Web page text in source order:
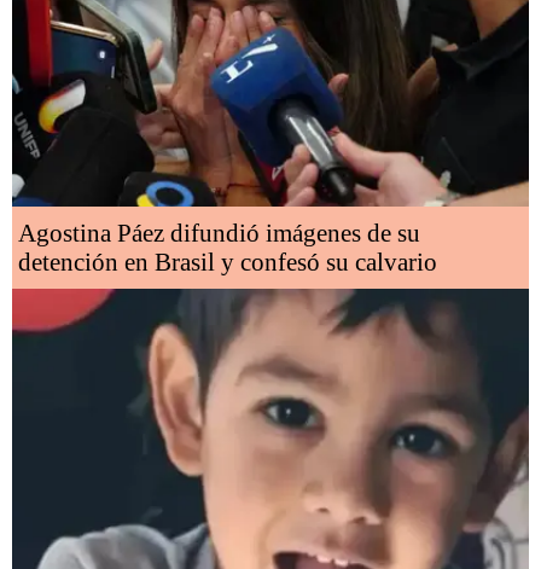
Agostina Páez difundió imágenes de su
detención en Brasil y confesó su calvario